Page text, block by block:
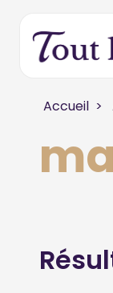
Accueil